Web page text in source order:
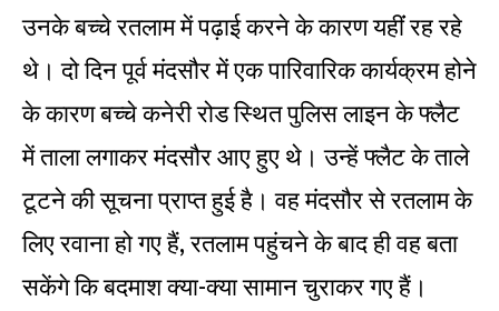
उनके बच्चे रतलाम में पढ़ाई करने के कारण यहींं रह रहे
थे। दो दिन पूर्व मंदसौर में एक पारिवारिक कार्यक्रम होने
के कारण बच्चे कनेरी रोड स्थित पुलिस लाइन के फ्लैट
में ताला लगाकर मंदसौर आए हुए थे। उन्हें फ्लैट के ताले
टूटने की सूचना प्राप्त हुई है। वह मंदसौर से रतलाम के
लिए रवाना हो गए हैं, रतलाम पहुंचने के बाद ही वह बता
सकेंगे कि बदमाश क्या-क्या सामान चुराकर गए हैं।